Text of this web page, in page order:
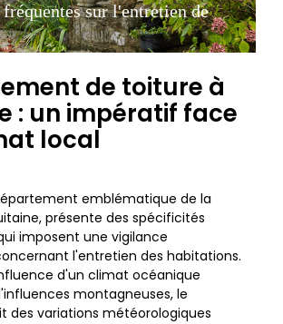
sur l'entretien de
de toiture à
: un impératif face
local
emblématique de la
présente des spécificités
imposent une vigilance
l'entretien des habitations.
d'un climat océanique
montagneuses, le
des variations météorologiques